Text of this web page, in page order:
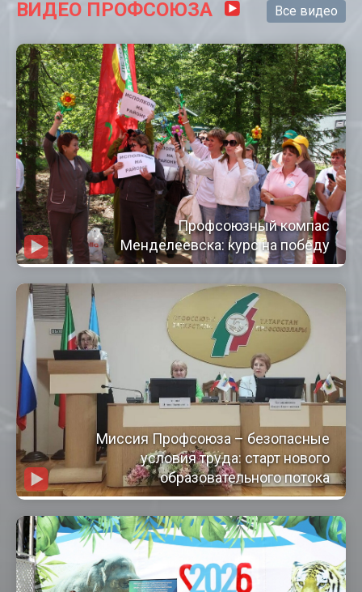
ВИДЕО ПРОФСОЮЗА Все видео
Профсоюзный компас
Менделеевска: курс на победу
Миссия Профсоюза – безопасные
условия труда: старт нового
образовательного потока